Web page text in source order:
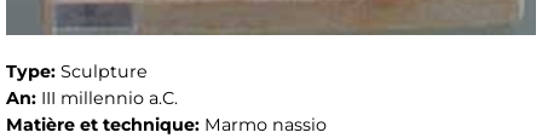
Type: Sculpture
An: III millennio a.C.
Matière et technique: Marmo nassio